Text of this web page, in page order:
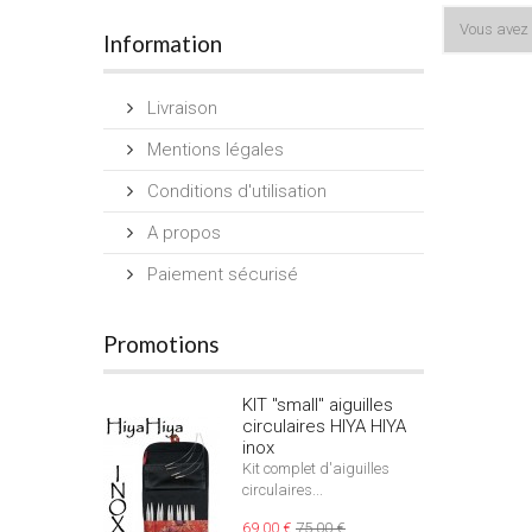
Information
Livraison
Mentions légales
Conditions d'utilisation
A propos
Paiement sécurisé
Promotions
KIT "small" aiguilles
circulaires HIYA HIYA
inox
Kit complet d'aiguilles
circulaires...
69,00 € 75,00 €
Vous